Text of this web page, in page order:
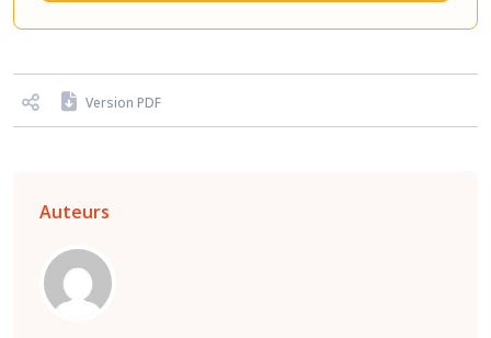
Version PDF
Auteurs